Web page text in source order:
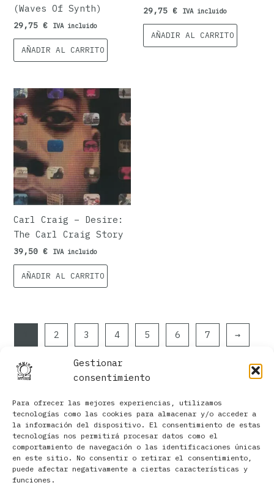
Gestionar
consentimiento
Para ofrecer las mejores experiencias, utilizamos
tecnologías como las cookies para almacenar y/o acceder a
la información del dispositivo. El consentimiento de estas
tecnologías nos permitirá procesar datos como el
comportamiento de navegación o las identificaciones únicas
en este sitio. No consentir o retirar el consentimiento,
puede afectar negativamente a ciertas características y
funciones.
Filtros
(Waves Of Synth)
29,75 € IVA incluido
AÑADIR AL CARRITO
29,75 € IVA incluido
AÑADIR AL CARRITO
Carl Craig – Desire:
The Carl Craig Story
39,50 € IVA incluido
AÑADIR AL CARRITO
2 3 4 5 6 7 →